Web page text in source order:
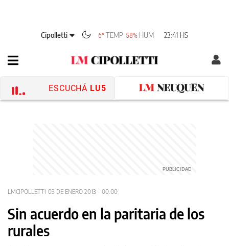
Cipolletti 6° TEMP 58% HUM 23:41 HS
ESCUCHÁ LU5
LMCIPOLLETTI 03 DE ENERO 2013 - 00:00
Sin acuerdo en la paritaria de los
rurales